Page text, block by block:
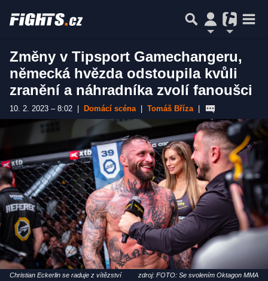
Změny v Tipsport Gamechangeru,
německá hvězda odstoupila kvůli
zranění a náhradníka zvolí fanoušci
10. 2. 2023 – 8:02 Domácí scéna Tomáš Bříza
Christian Eckerlin se raduje z vítězství zdroj: FOTO: Se svolením Oktagon MMA